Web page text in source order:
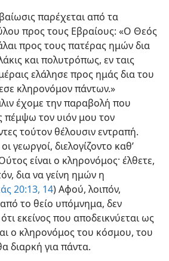
παρέχεται από τα
προς τους Εβραίους: «Ο Θεός
προς τους πατέρας ημών δια
και πολυτρόπως, εν ταις
ελάλησε προς ημάς δια του
κληρονόμον πάντων.»
έχομε την παραβολή που
πέμψω τον υιόν μου τον
τούτον θέλουσιν εντραπή.
γεωργοί, διελογίζοντο καθ’
είναι ο κληρονόμος· έλθετε,
δια να γείνη ημών η
20:13, 14) Αφού, λοιπόν,
το θείο υπόμνημα, δεν
εκείνος που αποδεικνύεται ως
ο κληρονόμος του κόσμου, του
διαρκή για πάντα.